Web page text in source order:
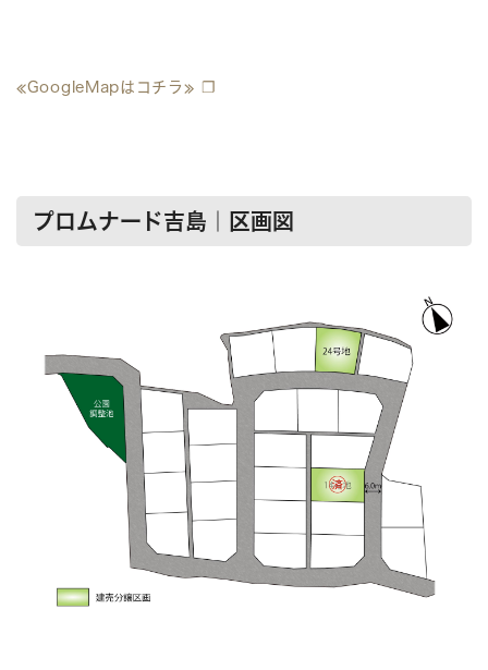
≪GoogleMapはコチラ≫
プロムナード吉島｜区画図